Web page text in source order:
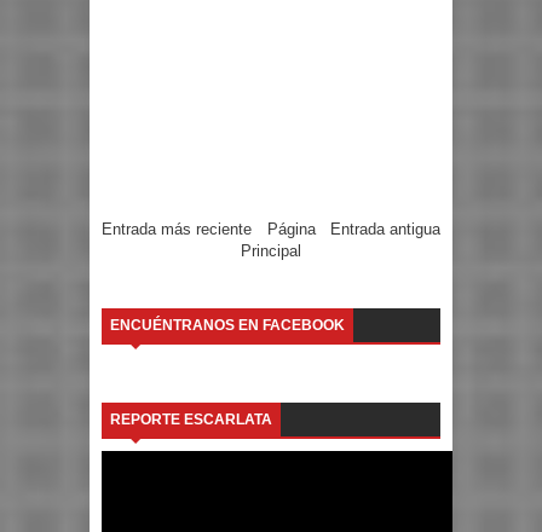
Entrada más reciente Entrada antigua
Página
Principal
ENCUÉNTRANOS EN FACEBOOK
REPORTE ESCARLATA